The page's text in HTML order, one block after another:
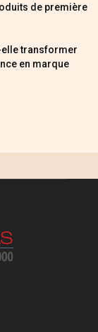
de première
elle transformer
en marque